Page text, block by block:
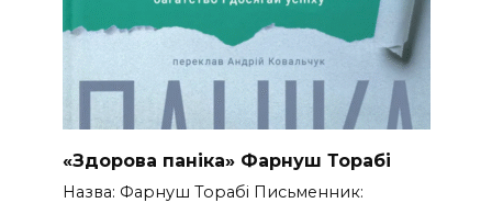
«Здорова паніка» Фарнуш Торабі
Назва: Фарнуш Торабі Письменник: